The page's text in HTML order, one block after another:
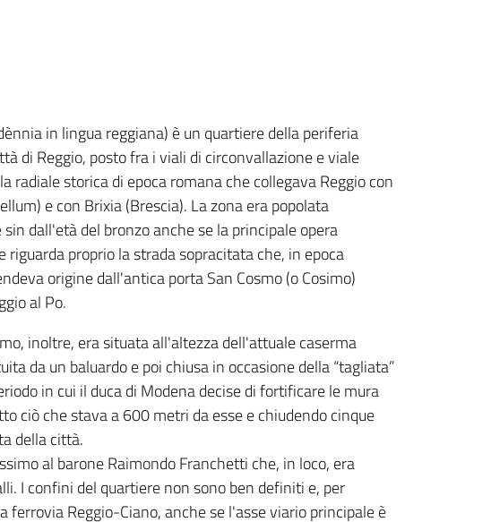
in lingua reggiana) è un quartiere della periferia
di Reggio, posto fra i viali di circonvallazione e viale
radiale storica di epoca romana che collegava Reggio con
e con Brixia (Brescia). La zona era popolata
dall'età del bronzo anche se la principale opera
proprio la strada sopracitata che, in epoca
origine dall'antica porta San Cosmo (o Cosimo)
al Po.
inoltre, era situata all'altezza dell'attuale caserma
da un baluardo e poi chiusa in occasione della “tagliata”
in cui il duca di Modena decise di fortificare le mura
ciò che stava a 600 metri da esse e chiudendo cinque
della città.
al barone Raimondo Franchetti che, in loco, era
I confini del quartiere non sono ben definiti e, per
Reggio-Ciano, anche se l'asse viario principale è